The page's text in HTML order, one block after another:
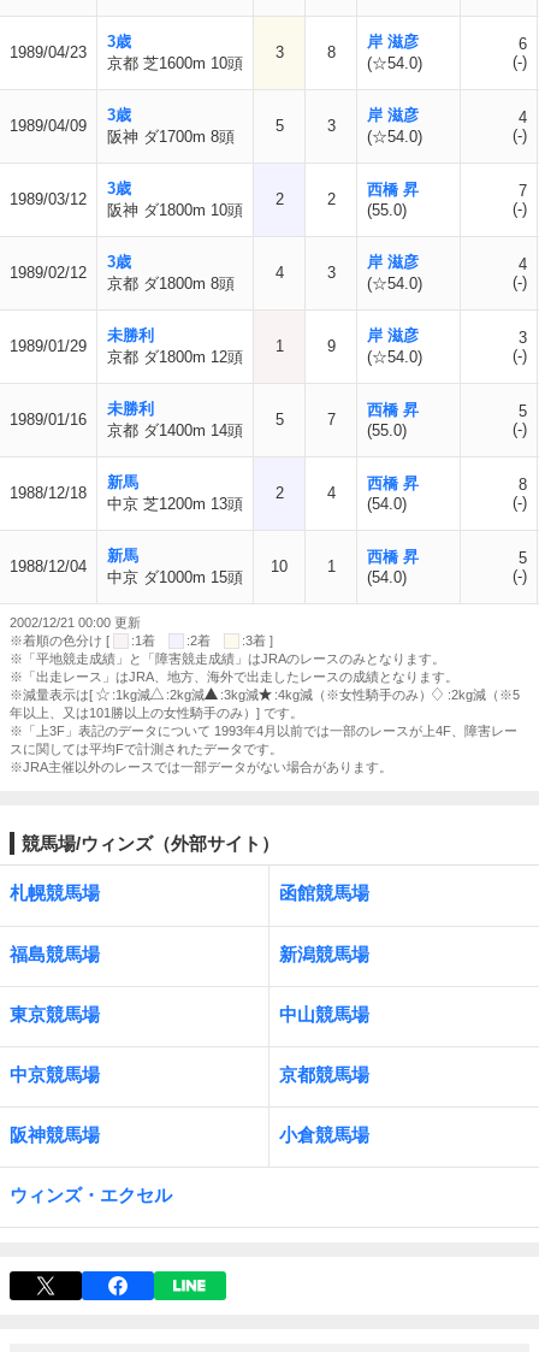
1989/04/23
3歳
京都 芝1600m 10頭
3 8
岸 滋彦
(☆54.0)
6
(-)
1989/04/09
3歳
阪神 ダ1700m 8頭
5 3
岸 滋彦
(☆54.0)
4
(-)
1989/03/12
3歳
阪神 ダ1800m 10頭
2 2
西橋 昇
(55.0)
7
(-)
1989/02/12
3歳
京都 ダ1800m 8頭
4 3
岸 滋彦
(☆54.0)
4
(-)
1989/01/29
未勝利
京都 ダ1800m 12頭
1 9
岸 滋彦
(☆54.0)
3
(-)
1989/01/16
未勝利
京都 ダ1400m 14頭
5 7
西橋 昇
(55.0)
5
(-)
1988/12/18
新馬
中京 芝1200m 13頭
2 4
西橋 昇
(54.0)
8
(-)
1988/12/04
新馬
中京 ダ1000m 15頭
10 1
西橋 昇
(54.0)
5
(-)
2002/12/21 00:00 更新
※着順の色分け [
:1着 :2着
:3着 ]
※「平地競走成績」と「障害競走成績」はJRAのレースのみとなります。
※「出走レース」はJRA、地方、海外で出走したレースの成績となります。
※減量表示は[
:1kg減 :2kg減 :3kg減 :4kg減（※女性騎手のみ）
:2kg減（※5
年以上、又は101勝以上の女性騎手のみ）] です。
※「上3F」表記のデータについて 1993年4月以前では一部のレースが上4F、障害レー
スに関しては平均Fで計測されたデータです。
※JRA主催以外のレースでは一部データがない場合があります。
競馬場/ウィンズ（外部サイト）
札幌競馬場 函館競馬場
福島競馬場 新潟競馬場
東京競馬場 中山競馬場
中京競馬場 京都競馬場
阪神競馬場 小倉競馬場
ウィンズ・エクセル